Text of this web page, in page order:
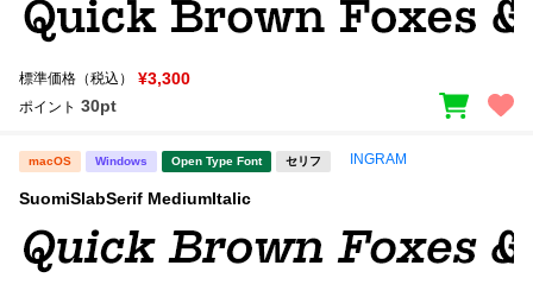
標準価格（税込） ¥3,300
ポイント 30pt
macOS Windows Open Type Font セリフ INGRAM
SuomiSlabSerif MediumItalic